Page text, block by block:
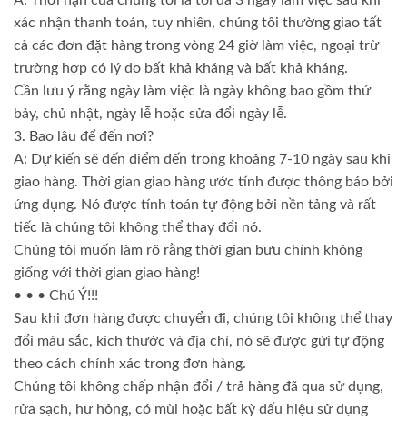
xác nhận thanh toán, tuy nhiên, chúng tôi thường giao tất
cả các đơn đặt hàng trong vòng 24 giờ làm việc, ngoại trừ
trường hợp có lý do bất khả kháng và bất khả kháng.
Cần lưu ý rằng ngày làm việc là ngày không bao gồm thứ
bảy, chủ nhật, ngày lễ hoặc sửa đổi ngày lễ.
3. Bao lâu để đến nơi?
A: Dự kiến sẽ đến điểm đến trong khoảng 7-10 ngày sau khi
giao hàng. Thời gian giao hàng ước tính được thông báo bởi
ứng dụng. Nó được tính toán tự động bởi nền tảng và rất
tiếc là chúng tôi không thể thay đổi nó.
Chúng tôi muốn làm rõ rằng thời gian bưu chính không
giống với thời gian giao hàng!
• • • Chú Ý!!!
Sau khi đơn hàng được chuyển đi, chúng tôi không thể thay
đổi màu sắc, kích thước và địa chỉ, nó sẽ được gửi tự động
theo cách chính xác trong đơn hàng.
Chúng tôi không chấp nhận đổi / trả hàng đã qua sử dụng,
rửa sạch, hư hỏng, có mùi hoặc bất kỳ dấu hiệu sử dụng